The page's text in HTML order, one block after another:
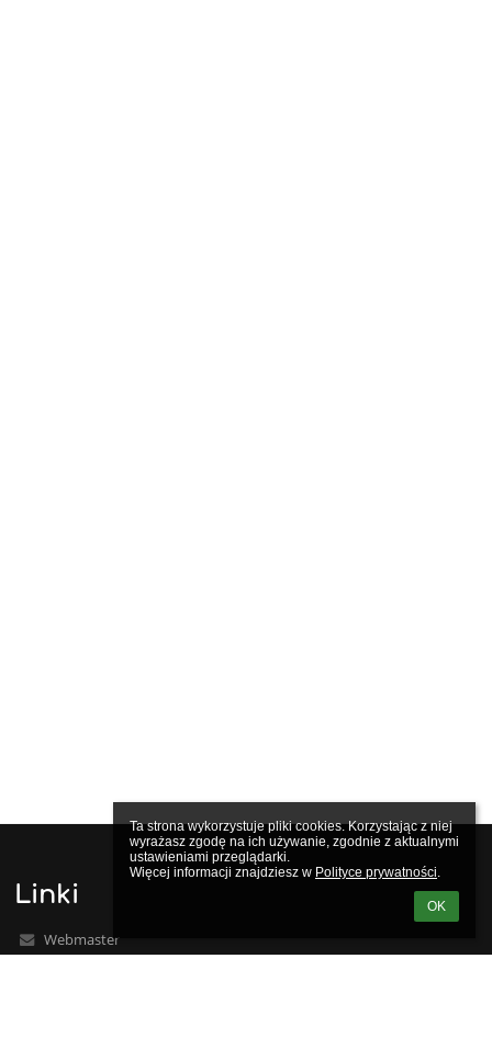
Ta strona wykorzystuje pliki cookies. Korzystając z niej
wyrażasz zgodę na ich używanie, zgodnie z aktualnymi
ustawieniami przeglądarki.
Więcej informacji znajdziesz w Polityce prywatności.
OK
Linki
Webmaster